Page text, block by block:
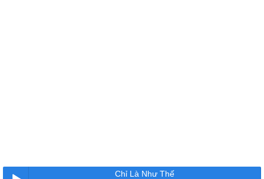
Chỉ Là Như Thế